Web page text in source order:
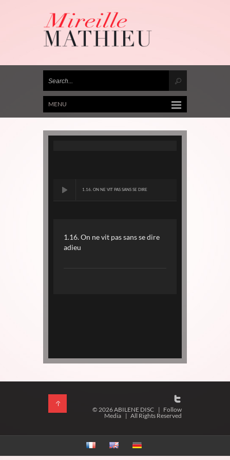
MENU
1.16. ON NE VIT PAS SANS SE DIRE
1.16. On ne vit pas sans se dire
adieu
© 2026 ABILENE DISC | Follow
Media | All Rights Reserved